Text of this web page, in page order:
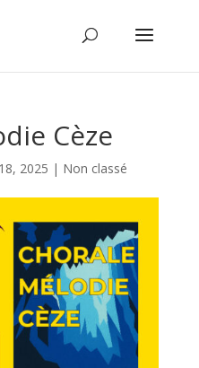
Cèze
2025 | Non classé